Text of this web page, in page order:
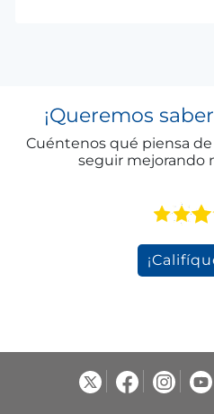
¡Queremos saber
Cuéntenos qué piensa
seguir mejorando